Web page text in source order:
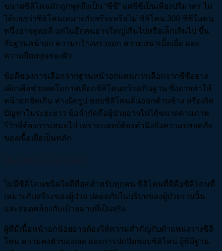
ขนาดซิลิโคนมักถูกพูดถึงเป็น “ซีซี” แต่ซีซีเป็นเพียงปริมาตร ไม่
ได้บอกว่าซิลิโคนเหมาะกับสรีระหรือไม่ ซิลิโคน 300 ซีซีในคน
หนึ่งอาจดูพอดี แต่ในอีกคนอาจใหญ่เกินไปหรือเล็กเกินไป ขึ้น
กับฐานหน้าอก ความกว้างทรวงอก ความหนาเนื้อเยื่อ และ
ความยืดหยุ่นของผิว
ข้อดีของการเลือกจากฐานหน้าอกแทนการเลือกจากซีซีอย่าง
เดียวคือช่วยลดโอกาสเลือกซิลิโคนกว้างเกินฐาน ซึ่งอาจทำให้
หน้าอกชิดเกิน ห่างผิดรูป ขอบซิลิโคนล้นออกด้านข้าง หรือเกิด
ปัญหาในระยะยาว ข้อจำกัดคือผู้ป่วยอาจไม่ได้ขนาดตามภาพ
รีวิวที่ต้องการเสมอไป เพราะแพทย์ต้องคำนึงถึงความปลอดภัย
ของเนื้อเยื่อเป็นหลัก
ไม่มีซิลิโคนชนิดใดดีที่สุดสำหรับทุกคน ซิลิโคนที่ดีคือซิลิโคนที่
เหมาะกับสรีระของผู้ป่วย ปลอดภัยในบริบทของผู้ป่วยรายนั้น
และสอดคล้องกับเป้าหมายที่เป็นจริง
ผู้ที่มีเนื้อหน้าอกน้อยอาจต้องให้ความสำคัญกับตำแหน่งวางซิลิ
โคน ความคงตัวของเจล และการปกปิดขอบซิลิโคน ผู้ที่มีฐาน